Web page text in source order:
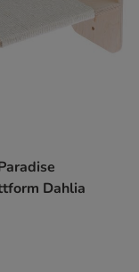
Dahlia